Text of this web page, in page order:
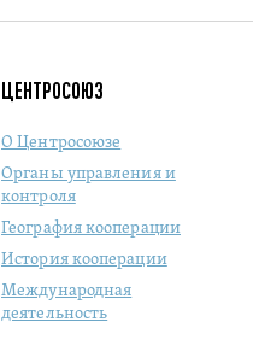
ЦЕНТРОСОЮЗ
О Центросоюзе
Органы управления и
контроля
География кооперации
История кооперации
Международная
деятельность